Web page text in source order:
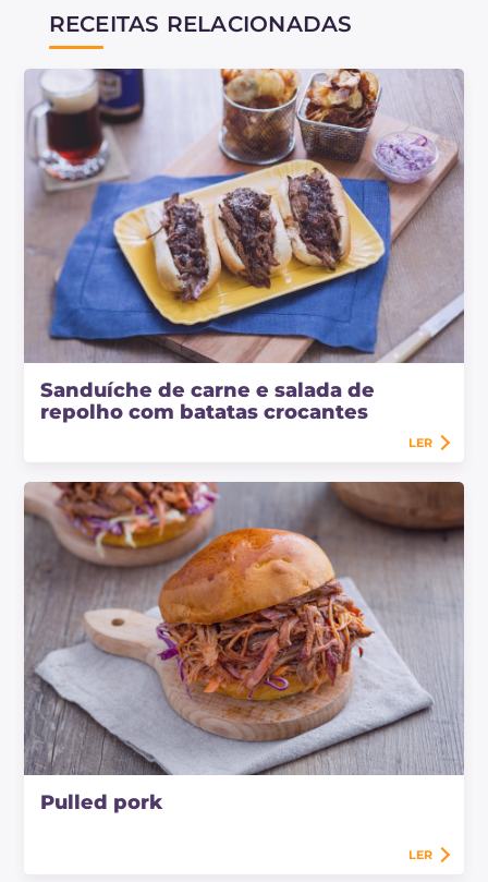
RECEITAS RELACIONADAS
Sanduíche de carne e salada de
repolho com batatas crocantes
LER
Pulled pork
LER